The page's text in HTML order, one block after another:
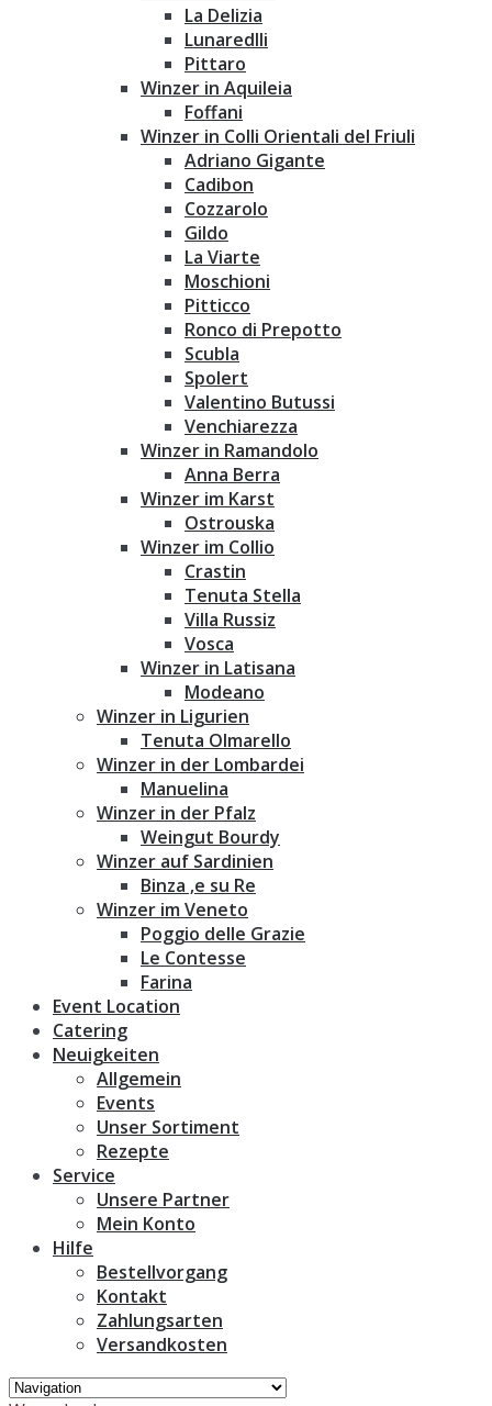
La Delizia
Lunaredlli
Pittaro
Winzer in Aquileia
Foffani
Winzer in Colli Orientali del Friuli
Adriano Gigante
Cadibon
Cozzarolo
Gildo
La Viarte
Moschioni
Pitticco
Ronco di Prepotto
Scubla
Spolert
Valentino Butussi
Venchiarezza
Winzer in Ramandolo
Anna Berra
Winzer im Karst
Ostrouska
Winzer im Collio
Crastin
Tenuta Stella
Villa Russiz
Vosca
Winzer in Latisana
Modeano
Winzer in Ligurien
Tenuta Olmarello
Winzer in der Lombardei
Manuelina
Winzer in der Pfalz
Weingut Bourdy
Winzer auf Sardinien
Binza ‚e su Re
Winzer im Veneto
Poggio delle Grazie
Le Contesse
Farina
Event Location
Catering
Neuigkeiten
Allgemein
Events
Unser Sortiment
Rezepte
Service
Unsere Partner
Mein Konto
Hilfe
Bestellvorgang
Kontakt
Zahlungsarten
Versandkosten